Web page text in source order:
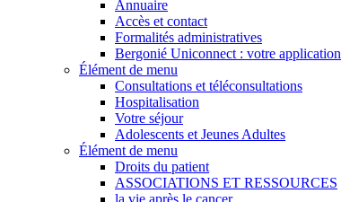
Annuaire
Accès et contact
Formalités administratives
Bergonié Uniconnect : votre application
Élément de menu
Consultations et téléconsultations
Hospitalisation
Votre séjour
Adolescents et Jeunes Adultes
Élément de menu
Droits du patient
ASSOCIATIONS ET RESSOURCES
la vie après le cancer